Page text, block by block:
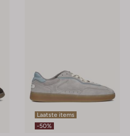
Laatste items
-50%